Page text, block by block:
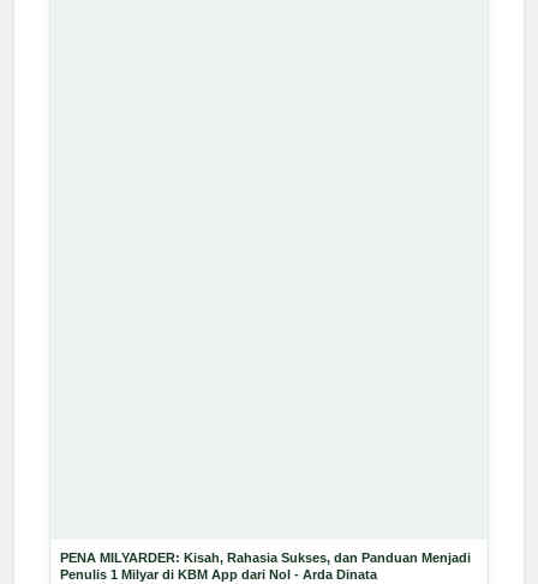
PENA MILYARDER: Kisah, Rahasia Sukses, dan Panduan Menjadi
Penulis 1 Milyar di KBM App dari Nol - Arda Dinata